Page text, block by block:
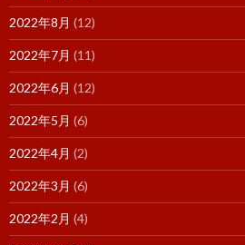
2022年8月 (12)
2022年7月 (11)
2022年6月 (12)
2022年5月 (6)
2022年4月 (2)
2022年3月 (6)
2022年2月 (4)